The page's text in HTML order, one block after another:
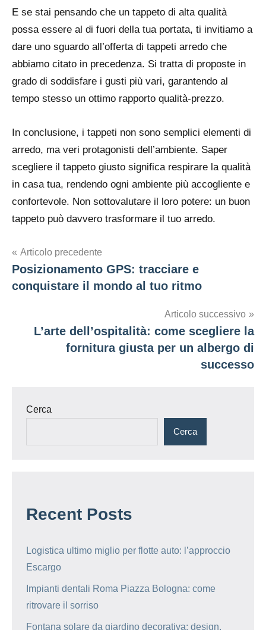
E se stai pensando che un tappeto di alta qualità
possa essere al di fuori della tua portata, ti invitiamo a
dare uno sguardo all’offerta di tappeti arredo che
abbiamo citato in precedenza. Si tratta di proposte in
grado di soddisfare i gusti più vari, garantendo al
tempo stesso un ottimo rapporto qualità-prezzo.
In conclusione, i tappeti non sono semplici elementi di
arredo, ma veri protagonisti dell’ambiente. Saper
scegliere il tappeto giusto significa respirare la qualità
in casa tua, rendendo ogni ambiente più accogliente e
confortevole. Non sottovalutare il loro potere: un buon
tappeto può davvero trasformare il tuo arredo.
Navigazione
articoli
Articolo precedente
Posizionamento GPS: tracciare e
conquistare il mondo al tuo ritmo
Articolo successivo
L’arte dell’ospitalità: come scegliere la
fornitura giusta per un albergo di
successo
Cerca
Cerca
Recent Posts
Logistica ultimo miglio per flotte auto: l’approccio
Escargo
Impianti dentali Roma Piazza Bologna: come
ritrovare il sorriso
Fontana solare da giardino decorativa: design,